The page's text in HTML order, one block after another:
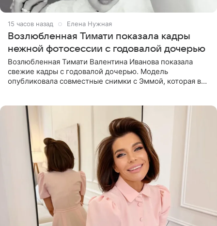
15 часов назад Елена Нужная
Возлюбленная Тимати показала кадры
нежной фотосессии с годовалой дочерью
Возлюбленная Тимати Валентина Иванова показала
свежие кадры с годовалой дочерью. Модель
опубликовала совместные снимки с Эммой, которая в